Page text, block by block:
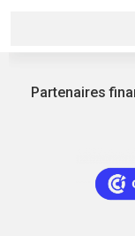
Partenaires